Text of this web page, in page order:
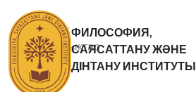
ФИЛОСОФИЯ,
САЯСАТТАНУ ЖӘНЕ
ДІНТАНУ ИНСТИТУТЫ
Басты бет
Жаналықтар
Статьи